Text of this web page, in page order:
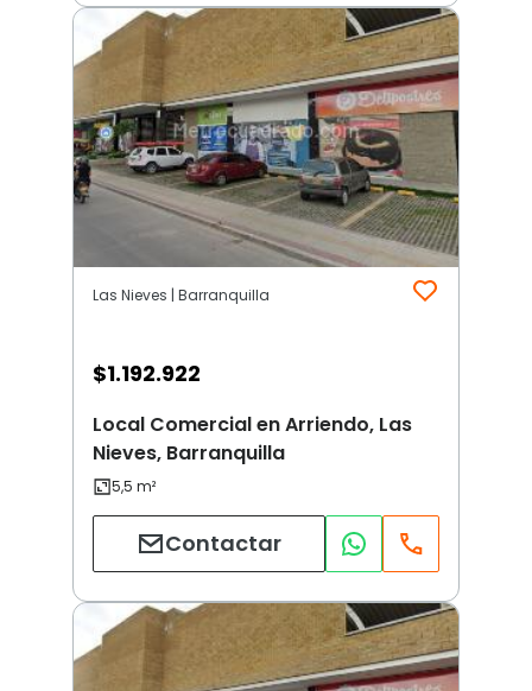
Las Nieves | Barranquilla
$1.192.922
Local Comercial en Arriendo, Las
Nieves, Barranquilla
Contactar